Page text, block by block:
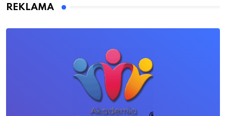
REKLAMA